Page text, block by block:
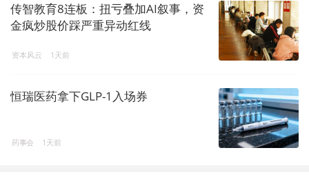
传智教育8连板：扭亏叠加AI叙事，资
金疯炒股价踩严重异动红线
资本风云 1天前
恒瑞医药拿下GLP-1入场券
药事会 1天前